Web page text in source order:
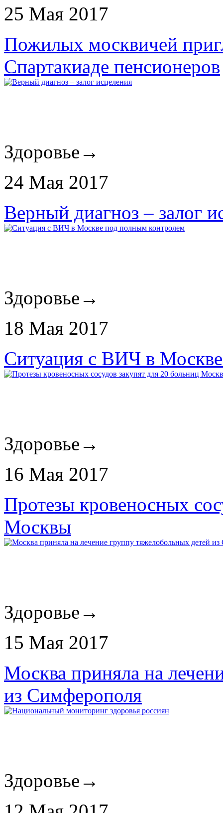
25 Мая 2017
Пожилых москвичей
Спартакиаде пенсионеров
Здоровье →
24 Мая 2017
Верный диагноз – залог
Здоровье →
18 Мая 2017
Ситуация с ВИЧ в
Здоровье →
16 Мая 2017
Протезы кровеносных
Москвы
Здоровье →
15 Мая 2017
Москва приняла на
из Симферополя
Здоровье →